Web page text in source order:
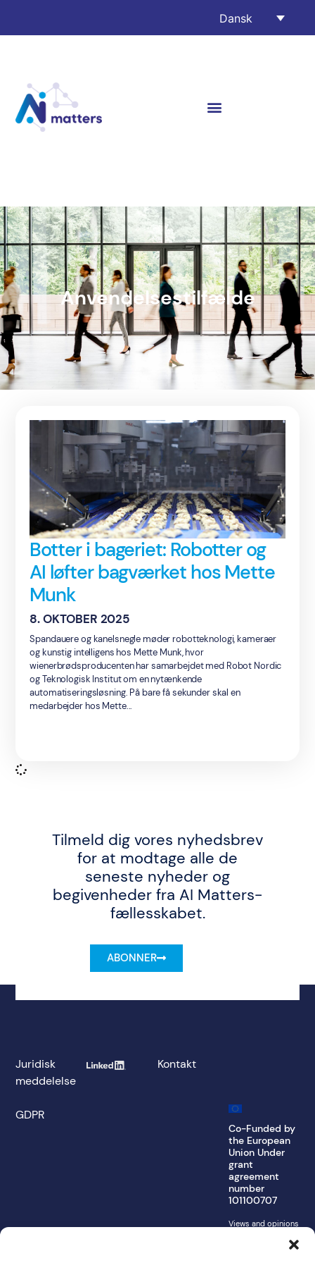
Dansk
Anvendelsestilfælde
Botter i bageriet: Robotter og
AI løfter bagværket hos Mette
Munk
8. OKTOBER 2025
Spandauere og kanelsnegle møder robotteknologi, kameraer
og kunstig intelligens hos Mette Munk, hvor
wienerbrødsproducenten har samarbejdet med Robot Nordic
og Teknologisk Institut om en nytænkende
automatiseringsløsning. På bare få sekunder skal en
medarbejder hos Mette...
Tilmeld dig vores nyhedsbrev
for at modtage alle de
seneste nyheder og
begivenheder fra AI Matters-
fællesskabet.
ABONNER
Kontakt
Juridisk
meddelelse
GDPR
Co-Funded by
the European
Union Under
grant
agreement
number
101100707
Views and opinions
however those of